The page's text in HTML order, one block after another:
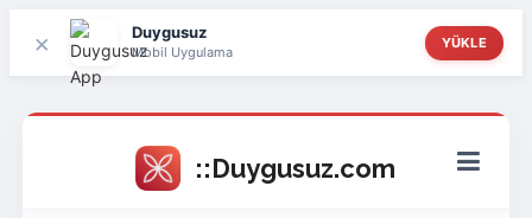
× Duygusuz
Mobil Uygulama
YÜKLE